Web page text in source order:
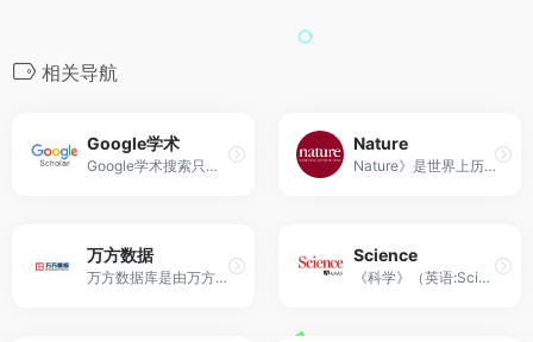
相关导航
Google学术
Google学术搜索只是一个文献检索服务，主要是提供维普资讯、万方数据等几个学术文献资源库的检索服务而已。我们通过Google学术搜索只能够查找到这些学术资料的“报告、摘要及引用内容”，如果想要获得这些资料的原文，就必须去这些内容提供商那里付费下载。
Nature
Nature》是世界上历史悠久的、最有名望的科学杂志之一，首版于1869年11月4日。 与当今大多数科学论文杂志专一于一个特殊的领域不同，其是少数依然发表来自很多科学领域的一手研究论文的杂志（其它类似的杂志有《科学》和《美国科学院学报》等）。在许多科学研究领域中，很多最重要、最前沿的研究结果都是以短讯的形式发表在《自然》上。
万方数据
万方数据库是由万方数据公司开发的，涵盖期刊、会议纪要、论文、学术成果、学术会议论文的大型网络数据库；也是和中国知网齐名的中国专业的学术数据库。其开发公司——万方数据股份有限公司是国内第一家以信息服务为核心的股份制高新技术企业，是在互联网领域...
Science
《科学》（英语:Science）是美国科学促进会（英语:American Association for the Advancement of Science，简称:AAAS）出版的一份学术期刊，为全世界最权威的学术期刊之一。 《科学》是发表最好的原始研究论文、以及综述和分析当前研究和科学政策的同行评议的期刊之一。该杂志于1880年由爱迪生投资1万美元创办，于1894年成为美国最大的科学团体“美国科学促进会”（American Association for the Advancement of Science ，简称:AAAS）的官方刊物。全年共51期，为周刊，全球发行量超过150万份。